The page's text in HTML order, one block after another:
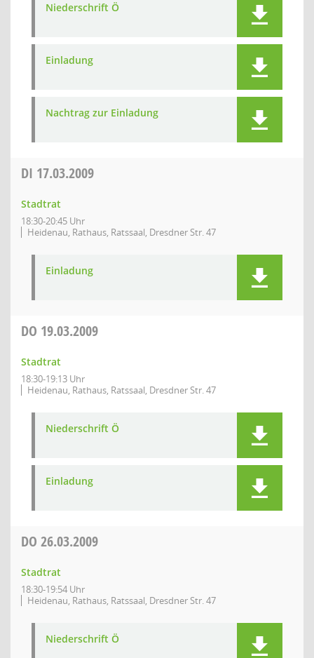
Niederschrift Ö
Einladung
Nachtrag zur Einladung
DI 17.03.2009
Stadtrat
18:30-20:45 Uhr
Heidenau, Rathaus, Ratssaal, Dresdner Str. 47
Einladung
DO 19.03.2009
Stadtrat
18:30-19:13 Uhr
Heidenau, Rathaus, Ratssaal, Dresdner Str. 47
Niederschrift Ö
Einladung
DO 26.03.2009
Stadtrat
18:30-19:54 Uhr
Heidenau, Rathaus, Ratssaal, Dresdner Str. 47
Niederschrift Ö